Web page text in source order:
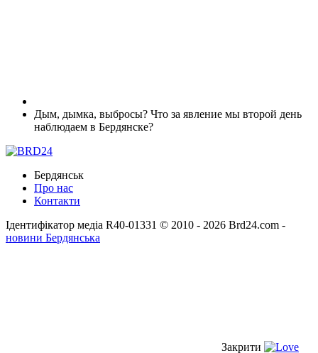
Дым, дымка, выбросы? Что за явление мы второй день
наблюдаем в Бердянске?
Бердянськ
Про нас
Контакти
Ідентифікатор медіа R40-01331 © 2010 - 2026 Brd24.com -
новини Бердянська
Закрити